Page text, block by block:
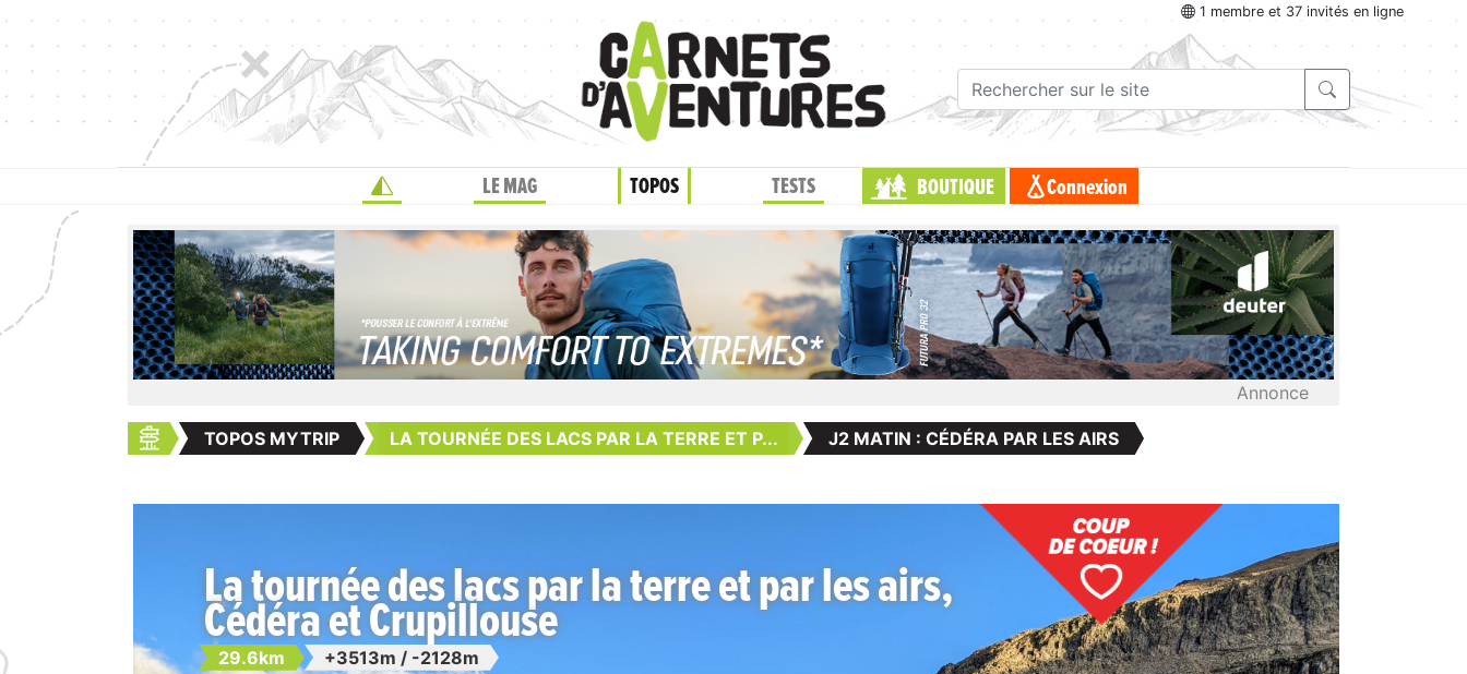
1 membre et 37 invités en ligne
LE MAG TOPOS TESTS BOUTIQUE Connexion
Annonce
TOPOS MYTRIP LA TOURNÉE DES LACS PAR LA TERRE ET P... J2 MATIN : CÉDÉRA PAR LES AIRS
La tournée des lacs par la terre et par les airs,
Cédéra et Crupillouse
29.6km +3513m / -2128m